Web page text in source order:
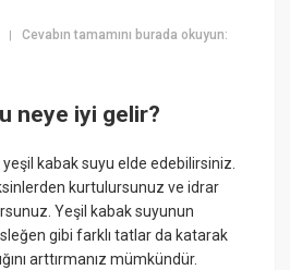
|Cevabın tamamını burada okuyun:
neye iyi gelir?
yeşil kabak suyu elde edebilirsiniz.
kurtulursunuz ve idrar
Yeşil kabak suyunun
gibi farklı tatlar da katarak
arttırmanız mümkündür.